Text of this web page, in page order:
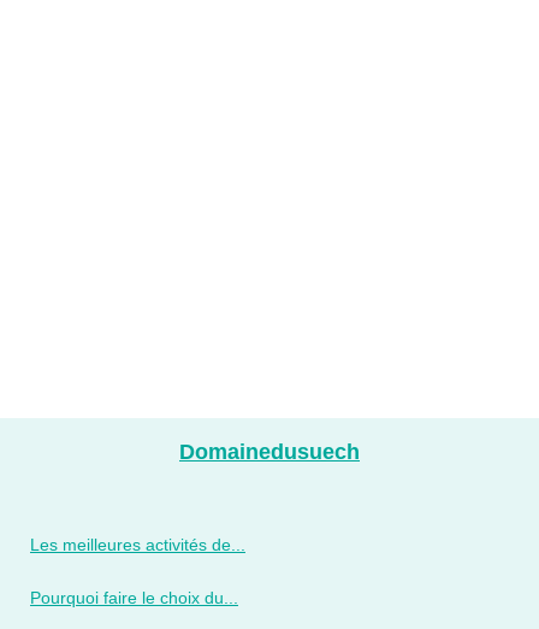
Domainedusuech
Les meilleures activités de...
Pourquoi faire le choix du...